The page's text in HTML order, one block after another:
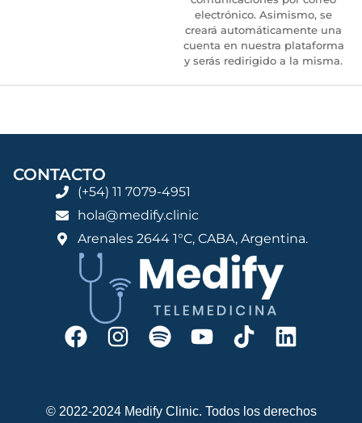
electrónico. Asimismo, se
creará automáticamente una
cuenta en nuestra plataforma
y serás redirigido a la misma.
CONTACTO
(+54) 11 7079-4951
hola@medify.clinic
Arenales 2644 1°C, CABA, Argentina.
© 2022-2024 Medify Clinic. Todos los derechos